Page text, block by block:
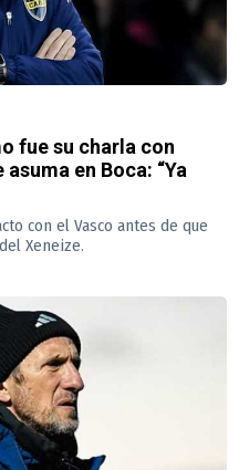
fue su charla con
en Boca: “Ya
con el Vasco antes de que
Xeneize.